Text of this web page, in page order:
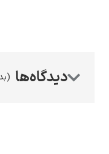
(بدون دیدگاه)